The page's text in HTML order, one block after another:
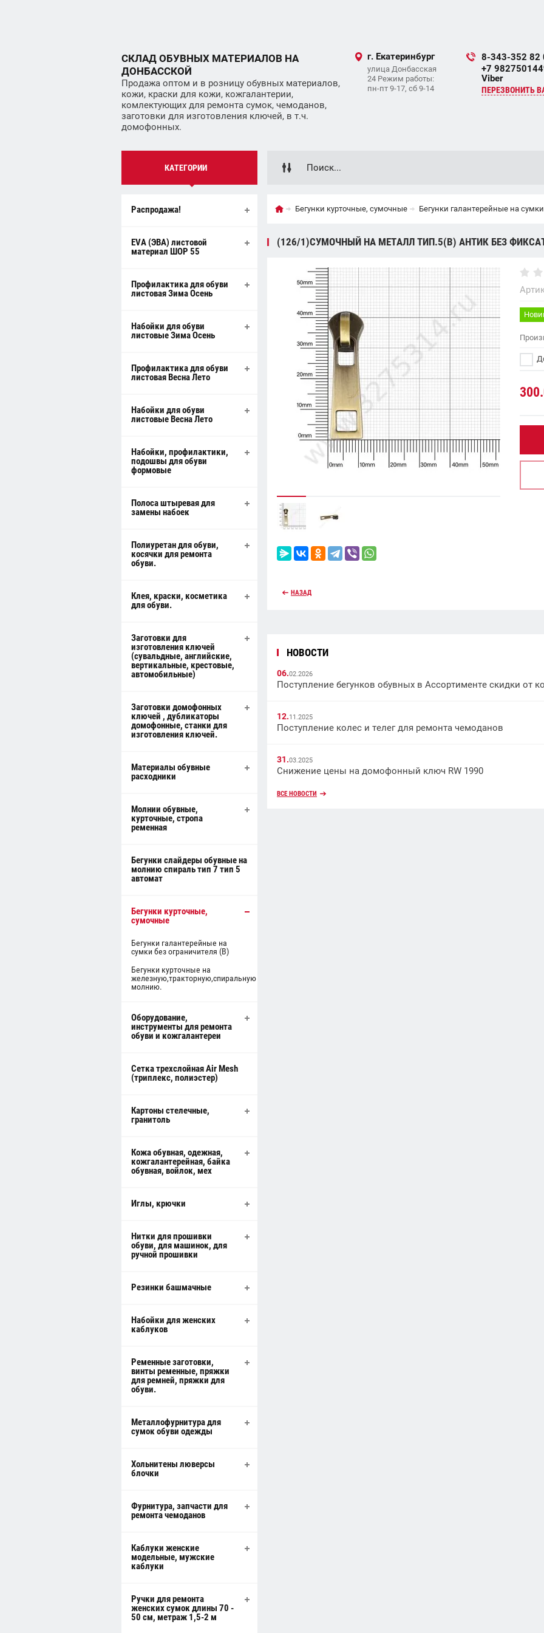
СКЛАД ОБУВНЫХ МАТЕРИАЛОВ НА
ДОНБАССКОЙ
Продажа оптом и в розницу обувных материалов,
кожи, краски для кожи, кожгалантерии,
комлектующих для ремонта сумок, чемоданов,
заготовки для изготовления ключей, в т.ч.
домофонных.
г. Екатеринбург
улица Донбасская
24 Режим работы:
пн-пт 9-17, сб 9-14
8-343-352 82
+7
Viber
ПЕРЕЗВОНИТЬ
КАТЕГОРИИ
Распродажа!
EVA (ЭВА) листовой
материал ШОР 55
Профилактика для обуви
листовая Зима Осень
Набойки для обуви
листовые Зима Осень
Профилактика для обуви
листовая Весна Лето
Набойки для обуви
листовые Весна Лето
Набойки, профилактики,
подошвы для обуви
формовые
Полоса штыревая для
замены набоек
Полиуретан для обуви,
косячки для ремонта
обуви.
Клея, краски, косметика
для обуви.
Заготовки для
изготовления ключей
(сувальдные, английские,
вертикальные, крестовые,
автомобильные)
Заготовки домофонных
ключей , дубликаторы
домофонные, станки для
изготовления ключей.
Материалы обувные
расходники
Молнии обувные,
курточные, стропа
ременная
Бегунки слайдеры обувные на
молнию спираль тип 7 тип 5
автомат
Бегунки курточные,
сумочные
Бегунки галантерейные на
сумки без ограничителя (В)
Бегунки курточные на
железную,тракторную,спиральную
молнию.
Оборудование,
инструменты для ремонта
обуви и кожгалантереи
Сетка трехслойная Air Mesh
(триплекс, полиэстер)
Картоны стелечные,
гранитоль
Кожа обувная, одежная,
кожгалантерейная, байка
обувная, войлок, мех
Иглы, крючки
Нитки для прошивки
обуви, для машинок, для
ручной прошивки
Резинки башмачные
Набойки для женских
каблуков
Ременные заготовки,
винты ременные, пряжки
для ремней, пряжки для
обуви.
Металлофурнитура для
сумок обуви одежды
Хольнитены люверсы
блочки
Фурнитура, запчасти для
ремонта чемоданов
Каблуки женские
модельные, мужские
каблуки
Ручки для ремонта
женских сумок длины 70 -
50 см, метраж 1,5-2 м
Бегунки курточные, сумочные Бегунки галантерейные на
(126/1)СУМОЧНЫЙ НА МЕТАЛЛ ТИП.5(В) АНТИК БЕЗ
НАЗАД
НОВОСТИ
06.02.2026
Поступление бегунков обувных в Ассортименте скидки от
12.11.2025
Поступление колес и телег для ремонта чемоданов
31.03.2025
Снижение цены на домофонный ключ RW 1990
ВСЕ НОВОСТИ